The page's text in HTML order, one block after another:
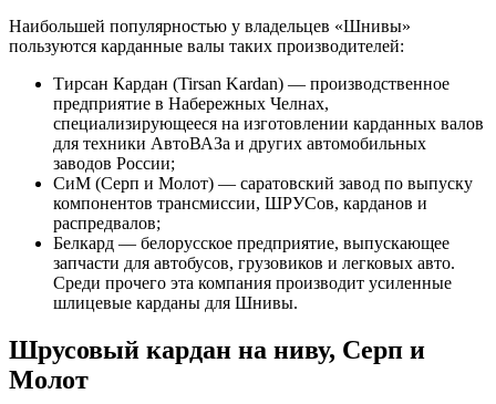
Наибольшей популярностью у владельцев «Шнивы»
пользуются карданные валы таких производителей:
Тирсан Кардан (Tirsan Kardan) — производственное
предприятие в Набережных Челнах,
специализирующееся на изготовлении карданных валов
для техники АвтоВАЗа и других автомобильных
заводов России;
СиМ (Серп и Молот) — саратовский завод по выпуску
компонентов трансмиссии, ШРУСов, карданов и
распредвалов;
Белкард — белорусское предприятие, выпускающее
запчасти для автобусов, грузовиков и легковых авто.
Среди прочего эта компания производит усиленные
шлицевые карданы для Шнивы.
Шрусовый кардан на ниву, Серп и
Молот